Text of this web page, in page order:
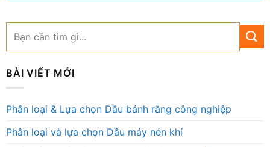
BÀI VIẾT MỚI
Phân loại & Lựa chọn Dầu bánh răng công nghiệp
Phân loại và lựa chọn Dầu máy nén khí